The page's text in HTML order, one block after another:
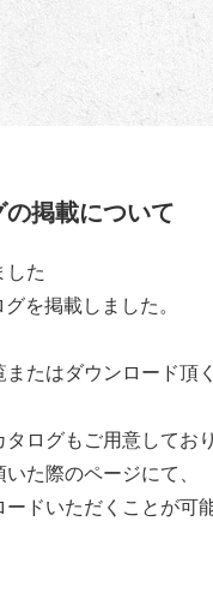
掲載について
した
を掲載しました。
たはダウンロード頂
ログもご用意しており
た際のページにて、
ドいただくことが可能